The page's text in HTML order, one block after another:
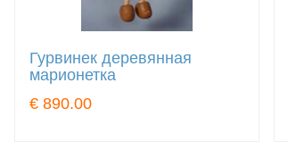
Гурвинек деревянная
марионетка
€ 890.00